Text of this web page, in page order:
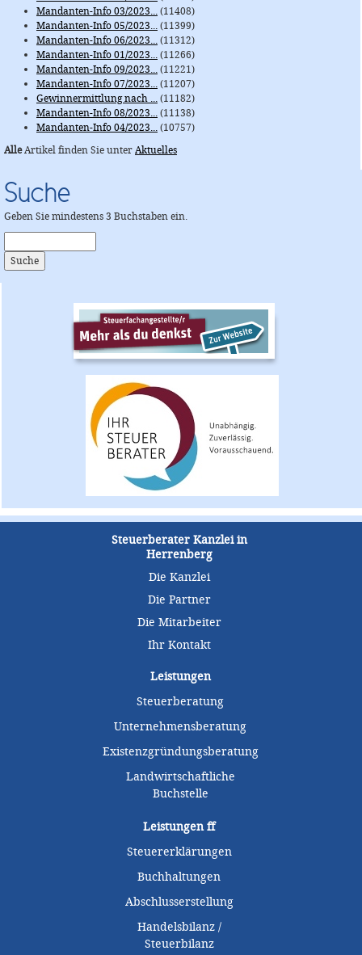
Mandanten-Info 03/2023...(11408)
Mandanten-Info 05/2023...(11399)
Mandanten-Info 06/2023...(11312)
Mandanten-Info 01/2023...(11266)
Mandanten-Info 09/2023...(11221)
Mandanten-Info 07/2023...(11207)
Gewinnermittlung nach ...(11182)
Mandanten-Info 08/2023...(11138)
Mandanten-Info 04/2023...(10757)
AlleArtikel finden Sie unterAktuelles
Suche
Geben Sie mindestens 3 Buchstaben ein.
Steuerberater Kanzlei in
Herrenberg
Die Kanzlei
Die Partner
Die Mitarbeiter
Ihr Kontakt
Leistungen
Steuerberatung
Unternehmensberatung
Existenzgründungsberatung
Landwirtschaftliche
Buchstelle
Leistungenff
Steuererklärungen
Buchhaltungen
Abschlusserstellung
Handelsbilanz /
Steuerbilanz